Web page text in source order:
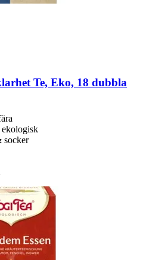
Te, Eko, 18 dubbla
socker